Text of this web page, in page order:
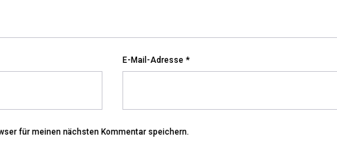
E-Mail-Adresse *
für meinen nächsten Kommentar speichern.